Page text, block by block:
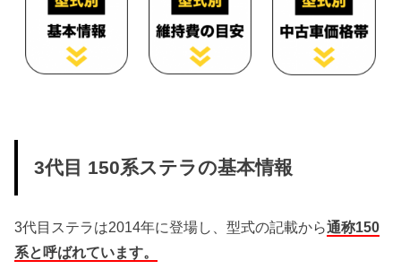
3代目 150系ステラの基本情報
3代目ステラは2014年に登場し、型式の記載から通称150
系と呼ばれています。